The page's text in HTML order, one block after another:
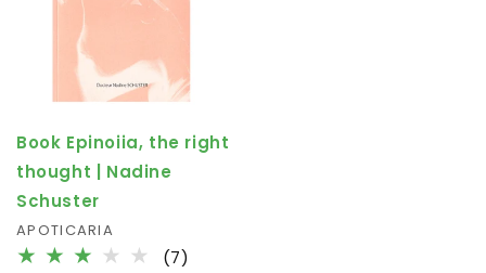
Book Epinoiia, the right
thought | Nadine
Schuster
Fournisseur :
APOTICARIA
(7)